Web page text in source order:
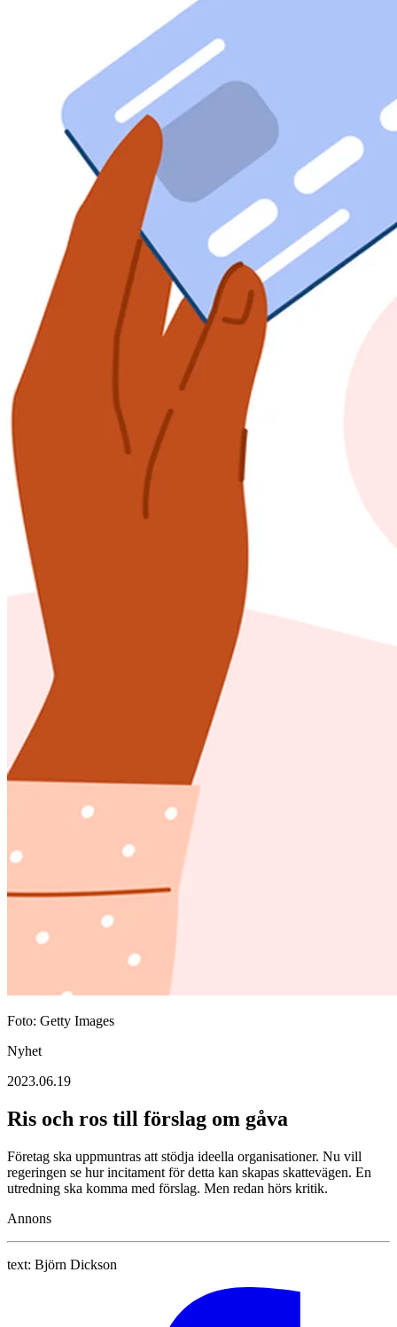
Foto: Getty Images
Nyhet
2023.06.19
Ris och ros till förslag om gåva
Företag ska uppmuntras att stödja ideella organisationer. Nu vill
regeringen se hur incitament för detta kan skapas skattevägen. En
utredning ska komma med förslag. Men redan hörs kritik.
Annons
text: Björn Dickson